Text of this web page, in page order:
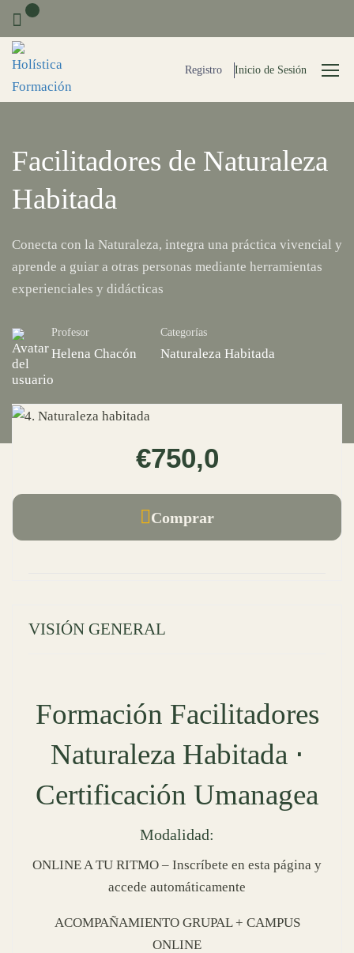
Registro Inicio de Sesión
Facilitadores de Naturaleza
Habitada
Conecta con la Naturaleza, integra una práctica vivencial y
aprende a guiar a otras personas mediante herramientas
experienciales y didácticas
Profesor
Helena Chacón
Categorías
Naturaleza Habitada
VISIÓN GENERAL
Formación Facilitadores
Naturaleza Habitada ⋅
Certificación Umanagea
Modalidad:
ONLINE A TU RITMO – Inscríbete en esta página y
accede automáticamente
ACOMPAÑAMIENTO GRUPAL + CAMPUS
ONLINE
€750,0
Comprar